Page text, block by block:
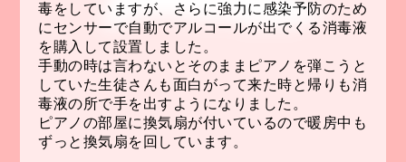
毒をしていますが、さらに強力に感染予防のため
にセンサーで自動でアルコールが出でくる消毒液
を購入して設置しました。
手動の時は言わないとそのままピアノを弾こうと
していた生徒さんも面白がって来た時と帰りも消
毒液の所で手を出すようになりました。
ピアノの部屋に換気扇が付いているので暖房中も
ずっと換気扇を回しています。